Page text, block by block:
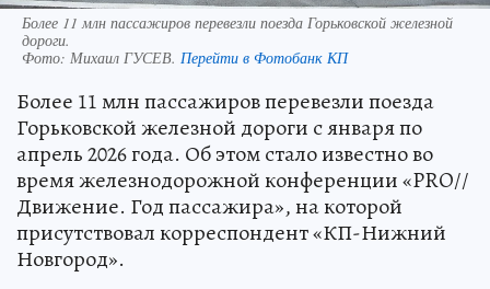
Более 11 млн пассажиров перевезли поезда Горьковской железной
дороги.
Фото: Михаил ГУСЕВ. Перейти в Фотобанк КП
Более 11 млн пассажиров перевезли поезда
Горьковской железной дороги с января по
апрель 2026 года. Об этом стало известно во
время железнодорожной конференции «PRO//
Движение. Год пассажира», на которой
присутствовал корреспондент «КП-Нижний
Новгород».